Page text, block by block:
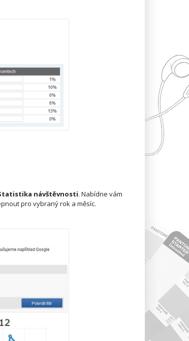
návštěvnosti. Nabídne vám
pro vybraný rok a měsíc.